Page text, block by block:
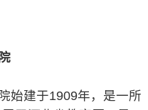
建于1909年，是一所